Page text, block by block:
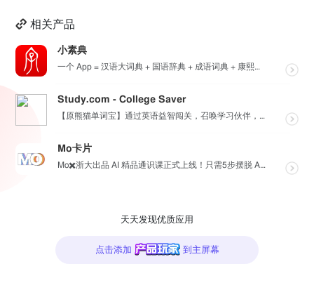
相关产品
小素典
一个 App = 汉语大词典 + 国语辞典 + 成语词典 + 康熙字典 + 说文解字 + 六书通 +...
Study.com - College Saver
【原熊猫单词宝】通过英语益智闯关，召唤学习伙伴，用趣味击败懒惰，单词不再记错；在轻松愉悦中提高英语水...
Mo卡片
Mo✖️浙大出品 AI 精品通识课正式上线！只需5步摆脱 AI 小白，初识-体验-学习-实战，玩转 ...
天天发现优质应用
点击添加 到主屏幕